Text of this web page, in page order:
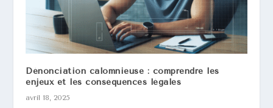
Dénonciation calomnieuse : comprendre les
enjeux et les conséquences légales
avril 18, 2025